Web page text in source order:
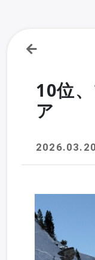
10位
ア
2026.03.20